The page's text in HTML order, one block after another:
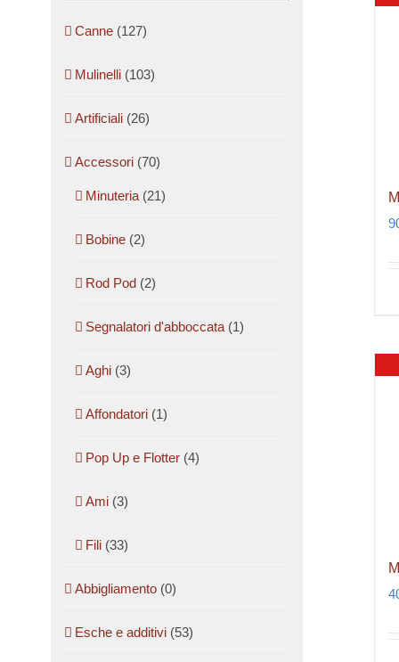
Canne (127)
Mulinelli (103)
Artificiali (26)
Accessori (70)
Minuteria (21)
Bobine (2)
Rod Pod (2)
Segnalatori d'abboccata (1)
Aghi (3)
Affondatori (1)
Pop Up e Flotter (4)
Ami (3)
Fili (33)
Abbigliamento (0)
Esche e additivi (53)